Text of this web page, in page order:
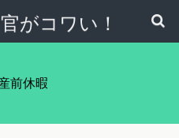
がコワい！
前休暇